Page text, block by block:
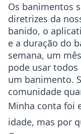
Os banimentos
diretrizes da
banido, o
e a duração do
semana, um
pode usar
um banimento.
comunidade
Minha conta foi
idade, mas por